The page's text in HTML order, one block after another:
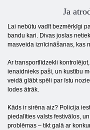
Ja
Lai nebūtu vadīt bezmērķīgi
bandu kari. Divas joslas
masveida iznīcināšanas, kas
Ar transportlīdzekli
ienaidnieks paši, un kustību
veidā glābt spēli par īstu
lodes ātrāk.
Kāds ir sirēna aiz? Policija
piedalīties valsts festivālos,
problēmas – tikt galā ar